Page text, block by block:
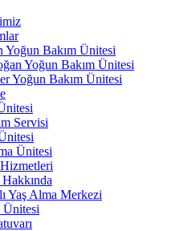
Yoğun Bakım Ünitesi
Yoğun Bakım Ünitesi
Yoğun Bakım Ünitesi
Servisi
Ünitesi
Yaş Alma Merkezi